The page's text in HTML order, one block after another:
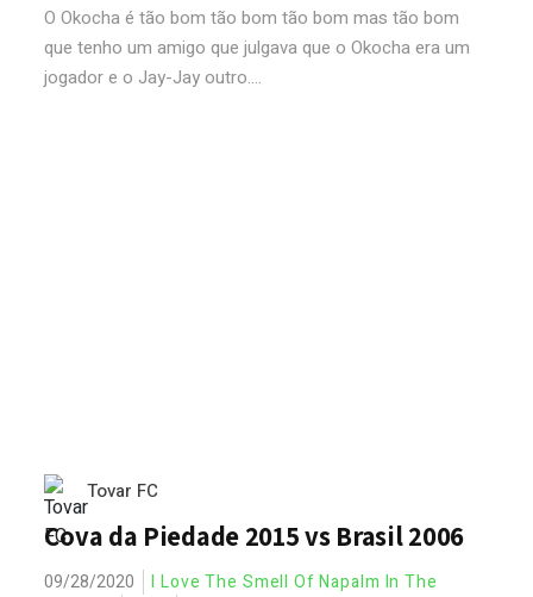
O Okocha é tão bom tão bom tão bom mas tão bom
que tenho um amigo que julgava que o Okocha era um
jogador e o Jay-Jay outro....
Tovar FC
Cova da Piedade 2015 vs Brasil 2006
09/28/2020
I Love The Smell Of Napalm In The